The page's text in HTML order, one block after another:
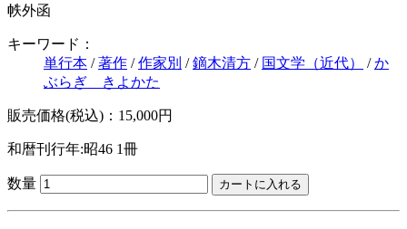
帙外函
キーワード：
単行本 /著作 /作家別 /鏑木清方 / 国文学（近代） /か
ぶらぎ きよかた
販売価格(税込)：15,000円
和暦刊行年:昭46 1冊
数量